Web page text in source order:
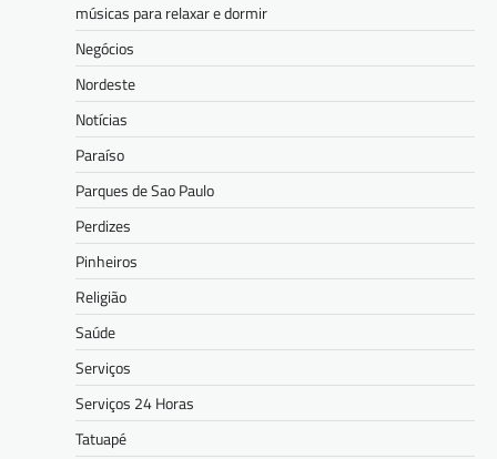
músicas para relaxar e dormir
Negócios
Nordeste
Notícias
Paraíso
Parques de Sao Paulo
Perdizes
Pinheiros
Religião
Saúde
Serviços
Serviços 24 Horas
Tatuapé